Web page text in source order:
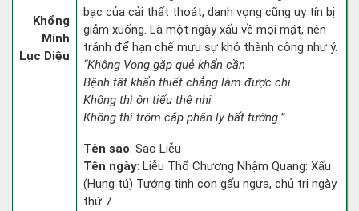
Khổng
Minh
Lục Diệu
bạc của cải thất thoát, danh vọng cũng uy tín bị
giảm xuống. Là một ngày xấu về mọi mặt, nên
tránh để hạn chế mưu sự khó thành công như ý.
“Không Vong gặp quẻ khẩn cần
Bệnh tật khẩn thiết chẳng làm được chi
Không thì ôn tiểu thê nhi
Không thì trộm cắp phân ly bất tường.”
Tên sao: Sao Liễu
Tên ngày: Liễu Thổ Chương Nhậm Quang: Xấu
(Hung tú) Tướng tinh con gấu ngựa, chủ trị ngày
thứ 7.